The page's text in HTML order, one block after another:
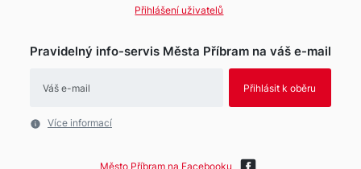
Přihlášení uživatelů
Pravidelný info-servis Města Příbram na váš e-mail
Více informací
Město Příbram na Facebooku